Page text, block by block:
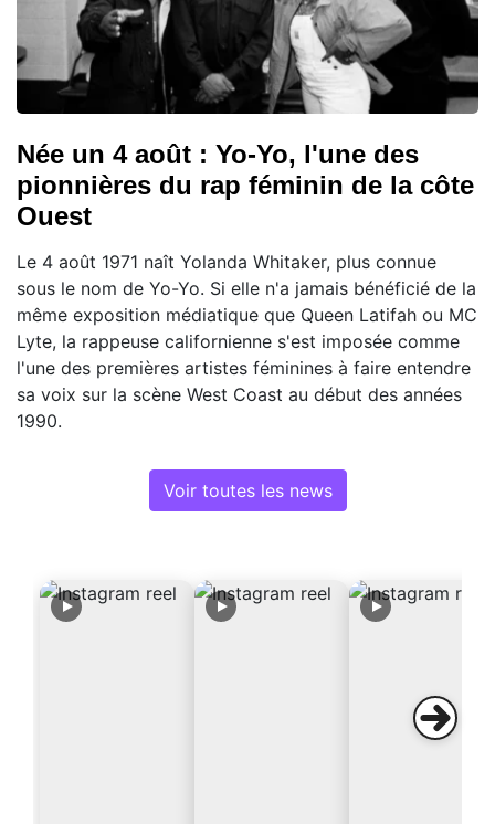
Née un 4 août : Yo-Yo, l'une des
pionnières du rap féminin de la côte
Ouest
Le 4 août 1971 naît Yolanda Whitaker, plus connue
sous le nom de Yo-Yo. Si elle n'a jamais bénéficié de la
même exposition médiatique que Queen Latifah ou MC
Lyte, la rappeuse californienne s'est imposée comme
l'une des premières artistes féminines à faire entendre
sa voix sur la scène West Coast au début des années
1990.
Voir toutes les news